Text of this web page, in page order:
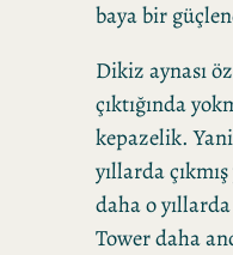
baya bir
Dikiz aynası
çıktığında
kepazelik.
yıllarda
daha o
Tower daha